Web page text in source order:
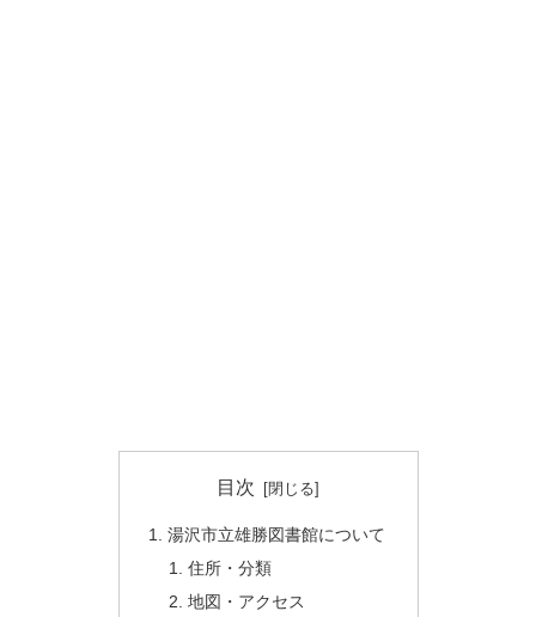
目次
湯沢市立雄勝図書館について
住所・分類
地図・アクセス